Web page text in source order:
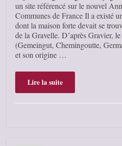
un site référencé sur le nouvel
Communes de France Il a existé
dont la maison forte devait se
de la Gravelle. D’après Gravier,
(Gemeingut, Chemingoutte,
et son origine …
Lire la suite